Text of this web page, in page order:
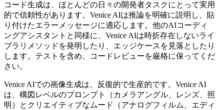
コード生成は、ほとんどの日々の開発者タスクにとって実用
的で信頼性があります。Venice AIは推論を明確に説明し、貼
り付けたエラーメッセージに適応します。他のAIコーディ
ングアシスタントと同様に、Venice AIは時折存在しないライ
ブラリメソッドを発明したり、エッジケースを見落としたり
します。テストを含め、コードレビューを厳格に保ってくだ
さい。
Venice AIでの画像生成は、反復的で生産的です。Venice AI
は、構図レベルのプロンプト（カメラアングル、レンズ、照
明）とクリエイティブなムード（アナログフィルム、エディ